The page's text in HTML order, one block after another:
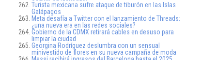
Turista mexicana sufre ataque de tiburón en las Islas
Galápagos
Meta desafía a Twitter con el lanzamiento de Threads:
¿una nueva era en las redes sociales?
Gobierno de la CDMX retirará cables en desuso para
limpiar la ciudad
Georgina Rodríguez deslumbra con un sensual
minivestido de flores en su nueva campaña de moda